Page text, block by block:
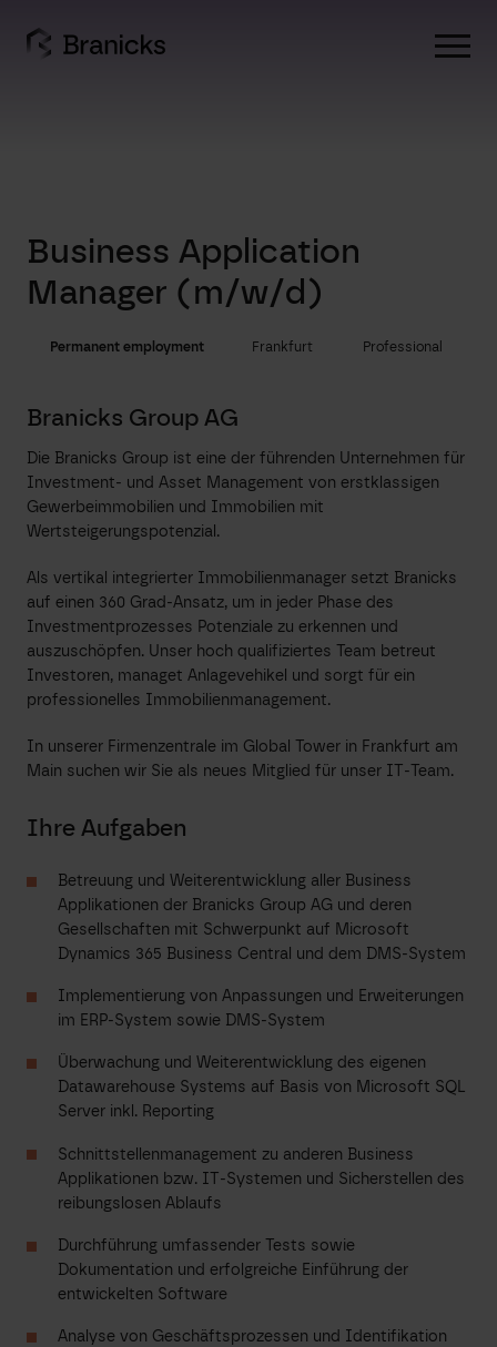
content
Business Application
Manager (m/w/d)
Permanent employment Frankfurt Professional
Branicks Group AG
Die Branicks Group ist eine der führenden Unternehmen für
Investment- und Asset Management von erstklassigen
Gewerbeimmobilien und Immobilien mit
Wertsteigerungspotenzial.
Als vertikal integrierter Immobilienmanager setzt Branicks
auf einen 360 Grad-Ansatz, um in jeder Phase des
Investmentprozesses Potenziale zu erkennen und
auszuschöpfen. Unser hoch qualifiziertes Team betreut
Investoren, managet Anlagevehikel und sorgt für ein
professionelles Immobilienmanagement.
In unserer Firmenzentrale im Global Tower in Frankfurt am
Main suchen wir Sie als neues Mitglied für unser IT-Team.
Ihre Aufgaben
Betreuung und Weiterentwicklung aller Business
Applikationen der Branicks Group AG und deren
Gesellschaften mit Schwerpunkt auf Microsoft
Dynamics 365 Business Central und dem DMS-System
Implementierung von Anpassungen und Erweiterungen
im ERP-System sowie DMS-System
Überwachung und Weiterentwicklung des eigenen
Datawarehouse Systems auf Basis von Microsoft SQL
Server inkl. Reporting
Schnittstellenmanagement zu anderen Business
Applikationen bzw. IT-Systemen und Sicherstellen des
reibungslosen Ablaufs
Durchführung umfassender Tests sowie
Dokumentation und erfolgreiche Einführung der
entwickelten Software
Analyse von Geschäftsprozessen und Identifikation